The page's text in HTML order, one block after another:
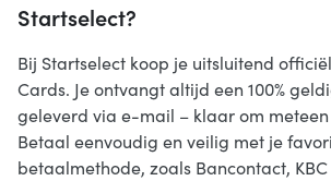
Startselect?
Bij Startselect koop je uitsluitend
Cards. Je ontvangt altijd een 100%
geleverd via e-mail – klaar om
Betaal eenvoudig en veilig met je
betaalmethode, zoals Bancontact,